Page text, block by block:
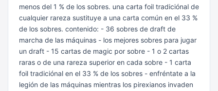
menos del 1 % de los sobres. una carta foil tradiciónal de
cualquier rareza sustituye a una carta común en el 33 %
de los sobres. contenido: - 36 sobres de draft de
marcha de las máquinas - los mejores sobres para jugar
un draft - 15 cartas de magic por sobre - 1 o 2 cartas
raras o de una rareza superior en cada sobre - 1 carta
foil tradiciónal en el 33 % de los sobres - enfréntate a la
legión de las máquinas mientras los pirexianos invaden